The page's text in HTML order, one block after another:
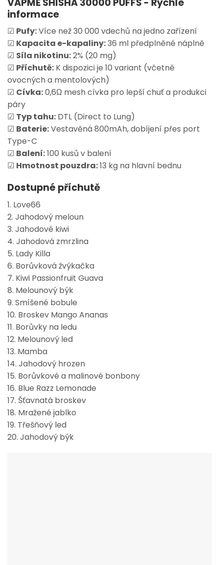
informace
☑ Pufy:Více než 30 000 vdechů na jedno zařízení
☑ Kapacita e-kapaliny:36 ml předplněné náplně
☑ Síla nikotinu:2% (20 mg)
☑ Příchutě: K dispozici je 10 variant (včetně
ovocných a mentolových)
☑ Cívka:0,6Ω mesh cívka pro lepší chuť a produkci
páry
☑ Typ tahu: DTL (Direct to Lung)
☑ Baterie:Vestavěná 800mAh, dobíjení přes port
Type-C
☑ Balení:100 kusů v balení
☑ Hmotnost pouzdra:13 kg na hlavní bednu
Dostupné příchutě
1. Love66
2. Jahodový meloun
3. Jahodové kiwi
4. Jahodová zmrzlina
5. Lady Killa
6. Borůvková žvýkačka
7. Kiwi Passionfruit Guava
8. Melounový býk
9. Smíšené bobule
10. Broskev Mango Ananas
11. Borůvky na ledu
12. Melounový led
13. Mamba
14. Jahodový hrozen
15. Borůvkové a malinové bonbony
16. Blue Razz Lemonade
17. Šťavnatá broskev
18. Mražené jablko
19. Třešňový led
20. Jahodový býk